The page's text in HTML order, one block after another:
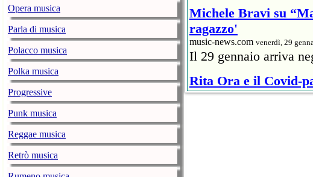
Opera musica
Parla di musica
Polacco musica
Polka musica
Progressive
Punk musica
Reggae musica
Retrò musica
Michele Bravi su
ragazzo'
music-news.com venerdì, 29
Il 29 gennaio arriva
Rita Ora e il Covid-
ristoratore